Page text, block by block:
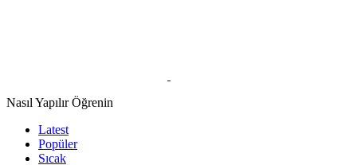
Nasıl Yapılır Öğrenin
Latest
Popüler
Sıcak